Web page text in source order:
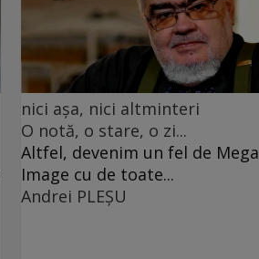
nici așa, nici altminteri
O notă, o stare, o zi...
Altfel, devenim un fel de Mega
Image cu de toate...
Andrei PLEŞU